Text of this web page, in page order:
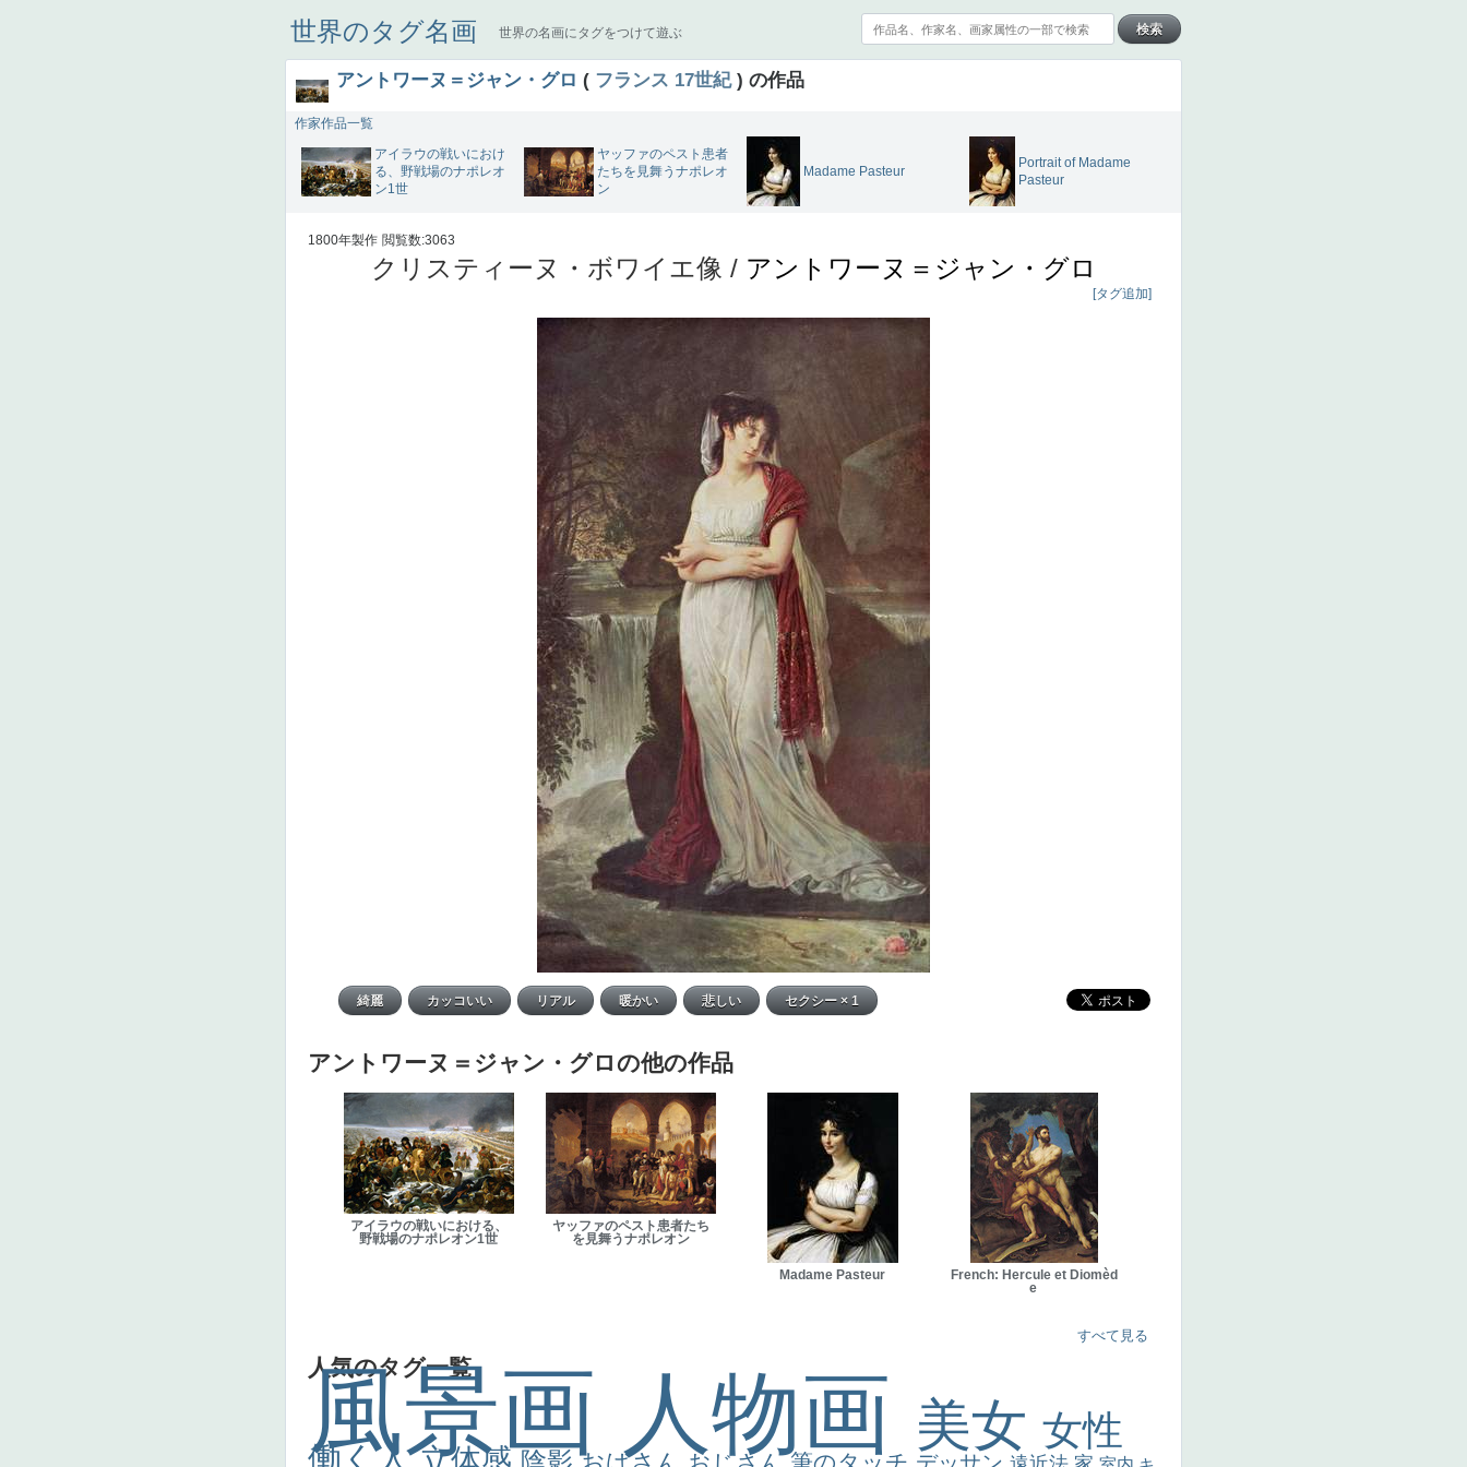
世界のタグ名画 世界の名画にタグをつけて遊ぶ
アントワーヌ＝ジャン・グロ ( フランス 17世紀) の作品
作家作品一覧
アイラウの戦いにおけ
る、野戦場のナポレオ
ン1世
ヤッファのペスト患者
たちを見舞うナポレオ
ン
Madame Pasteur
Portrait of Madame
Pasteur
1800年製作 閲覧数:3063
クリスティーヌ・ボワイエ像 / アントワーヌ＝ジャン・グロ
[タグ追加]
アントワーヌ＝ジャン・グロの他の作品
アイラウの戦いにおける、
野戦場のナポレオン1世
ヤッファのペスト患者たち
を見舞うナポレオン
Madame Pasteur
French: Hercule et Diomèd
e
すべて見る
人気のタグ一覧
風景画 人物画 美女 女性
働く人立体感陰影 おじさん筆のタッチ